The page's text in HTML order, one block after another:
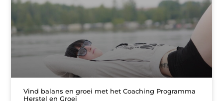
Vind balans en groei met het Coaching Programma
Herstel en Groei